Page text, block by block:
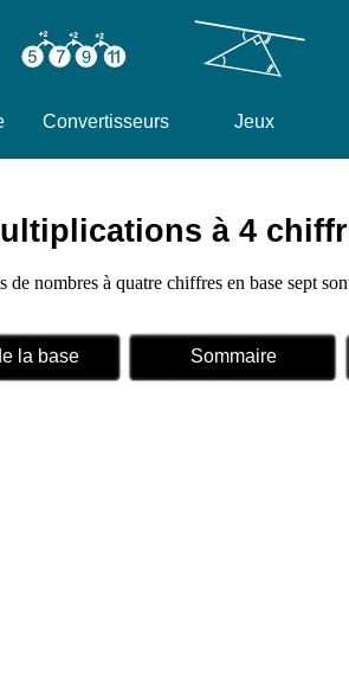
Convertisseurs Jeux
à 4
nombres à quatre chiffres en base sept
la base Sommaire